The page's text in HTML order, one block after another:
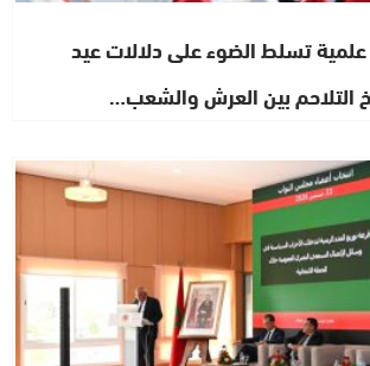
تسلط الضوء على دلالات عيد
بين العرش والشعب…